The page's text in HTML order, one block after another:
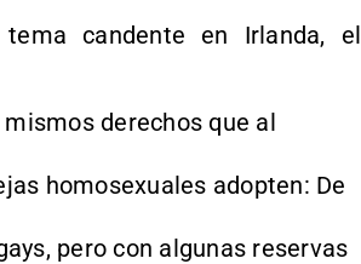
candente en Irlanda, el
derechos que al
homosexuales adopten: De
pero con algunas reservas